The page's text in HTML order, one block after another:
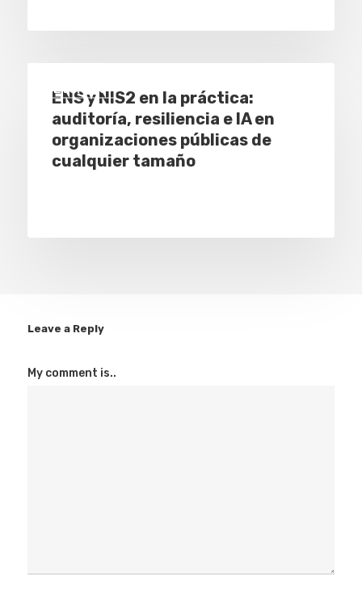
Eventos
ENS y NIS2 en la práctica:
auditoría, resiliencia e IA en
organizaciones públicas de
cualquier tamaño
Leave a Reply
My comment is..